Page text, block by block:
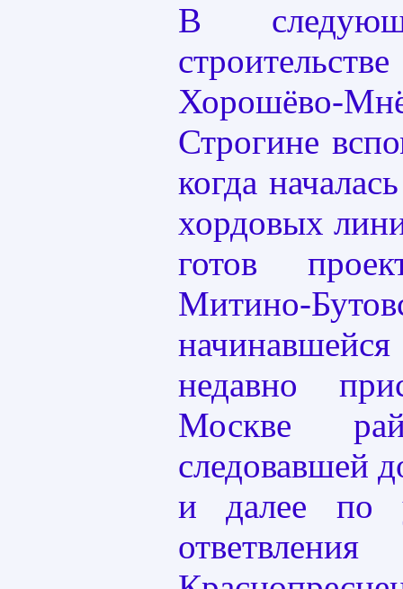
В
Хорошёво-
Строгине
когда
хордовых
готов
Митино-
недавно
Москве
следовавшей
и далее по
ответвления